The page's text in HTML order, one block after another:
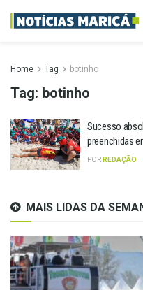
Home Tag botinho
Tag: botinho
Sucesso
preenchidas
POR REDAÇÃO
MAIS LIDAS DA